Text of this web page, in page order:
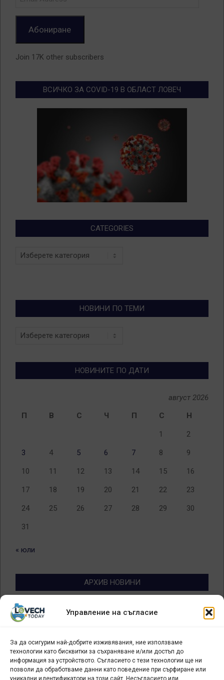
Управление на съгласие
За да осигурим най-добрите изживявания, ние използваме
технологии като бисквитки за съхраняване и/или достъп до
информация за устройството. Съгласието с тези технологии ще ни
позволи да обработваме данни като поведение при сърфиране или
уникални идентификатори на този сайт. Несъгласието или
Абониране
Join 17K other subscribers
ВСИЧКО ЗА COVID-19 В ОБЛАСТ ЛОВЕЧ
CATEGORIES
Categories
НОВИНИ ПО ТЕМИ
Новини
НОВИНИТЕ ПО ДАТИ
август 2026
П
В С Ч П С Н
1 2
3 4 5 6 7 8 9
10 11 12 13 14 15 16
17 18 19 20 21 22 23
24 25 26 27 28 29 30
31
« юли
АРХИВ НОВИНИ
Архив
новини
БИЗНЕС
Арт галерия "Мостове" – магазин за изкуство